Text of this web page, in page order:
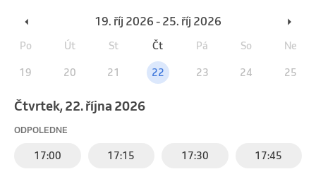
19. říj 2026 - 25. říj 2026
Po Út St Čt Pá So Ne
19 20 21 22 23 24 25
čtvrtek, 22. října 2026
ODPOLEDNE
17:00 17:15 17:30 17:45